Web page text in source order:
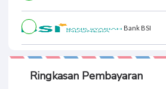
Bank BSI
Ringkasan Pembayaran